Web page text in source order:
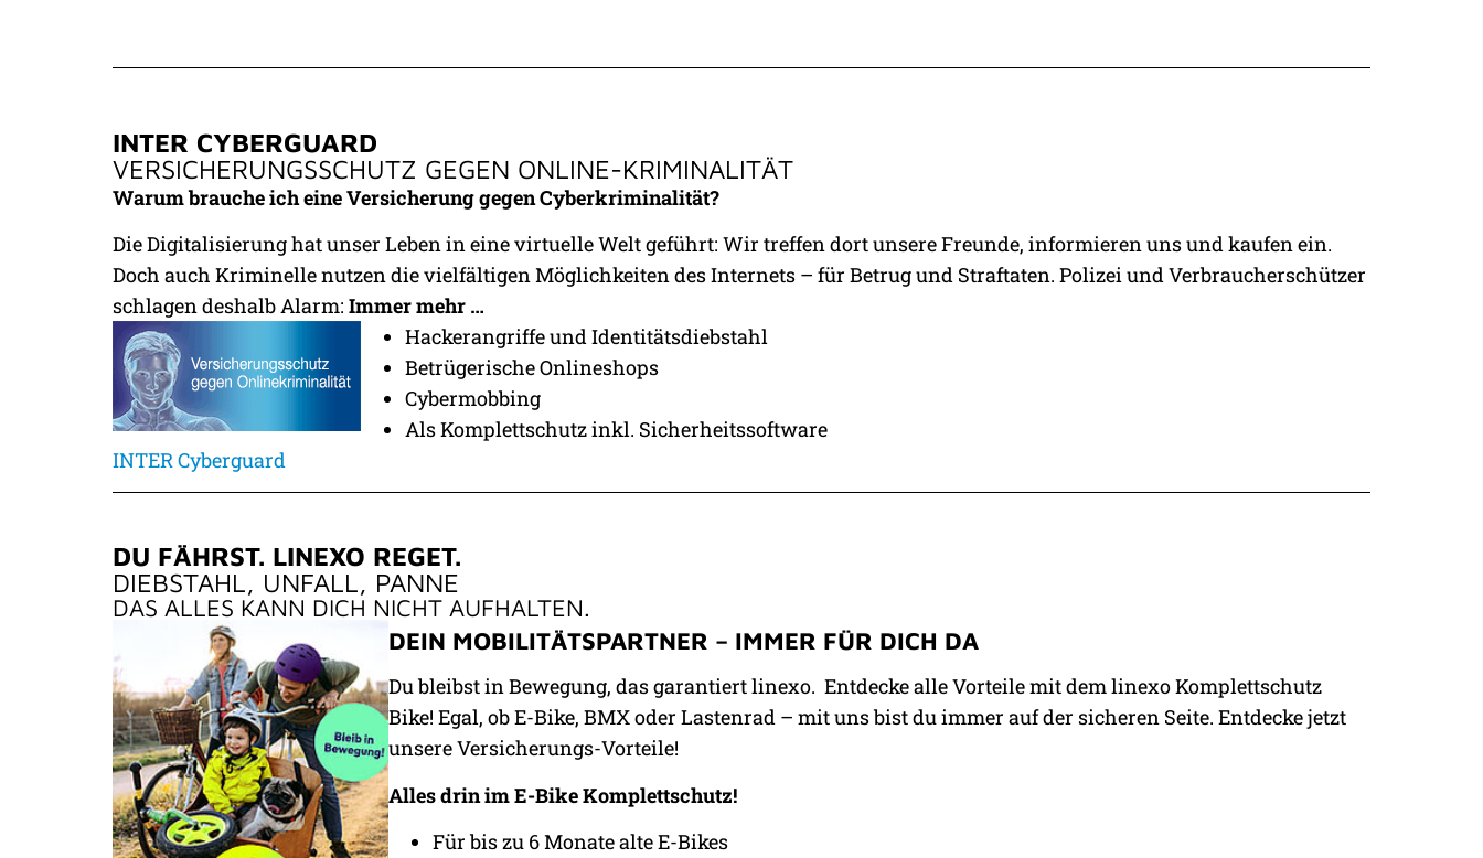
INTER CYBERGUARD
VERSICHERUNGS­SCHUTZ GEGEN ONLINE-KRIMINALITÄT
Warum brauche ich eine Versicherung gegen Cyberkriminalität?
Die Digitalisierung hat unser Leben in eine virtuelle Welt geführt: Wir treffen dort unsere Freunde, informieren uns und kaufen ein.
Doch auch Kriminelle nutzen die vielfältigen Möglichkeiten des Internets – für Betrug und Straftaten. Polizei und Verbraucherschützer
schlagen deshalb Alarm: Immer mehr …
Hackerangriffe und Identitätsdiebstahl
Betrügerische Onlineshops
Cybermobbing
Als Komplettschutz inkl. Sicherheitssoftware
INTER Cyberguard
DU FÄHRST. LINEXO REGET.
DIEBSTAHL, UNFALL, PANNE
DAS ALLES KANN DICH NICHT AUFHALTEN.
DEIN MOBILITÄTSPARTNER – IMMER FÜR DICH DA
Du bleibst in Bewegung, das garantiert linexo. Entdecke alle Vorteile mit dem linexo Komplettschutz
Bike! Egal, ob E-Bike, BMX oder Lastenrad – mit uns bist du immer auf der sicheren Seite. Entdecke jetzt
unsere Versicherungs-Vorteile!
Alles drin im E-Bike Komplettschutz!
Für bis zu 6 Monate alte E-Bikes